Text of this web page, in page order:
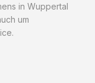
in Wuppertal
um